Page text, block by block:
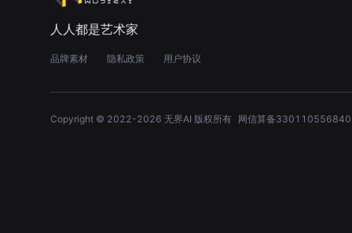
人人都是艺术家
品牌素材 隐私政策 用户协议
Copyright © 2022-2026 无界AI 版权所有 网信算备